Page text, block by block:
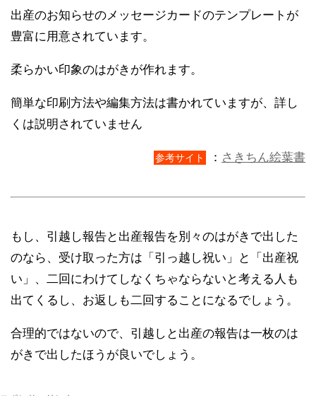
出産のお知らせのメッセージカードのテンプレートが
豊富に用意されています。
柔らかい印象のはがきが作れます。
簡単な印刷方法や編集方法は書かれていますが、詳し
くは説明されていません
参考サイト ： さきちん絵葉書
もし、引越し報告と出産報告を別々のはがきで出した
のなら、受け取った方は「引っ越し祝い」と「出産祝
い」、二回にわけてしなくちゃならないと考える人も
出てくるし、お返しも二回することになるでしょう。
合理的ではないので、引越しと出産の報告は一枚のは
がきで出したほうが良いでしょう。